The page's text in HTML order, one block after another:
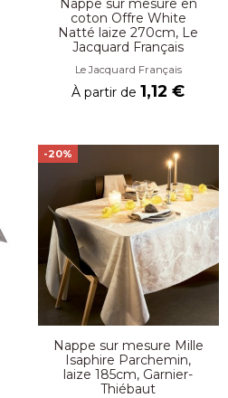
Nappe sur mesure en
coton Offre White
Natté laize 270cm, Le
Jacquard Français
Le Jacquard Français
À partir de1,12 €
-20%
Nappe sur mesure Mille
Isaphire Parchemin,
laize 185cm, Garnier-
Thiébaut